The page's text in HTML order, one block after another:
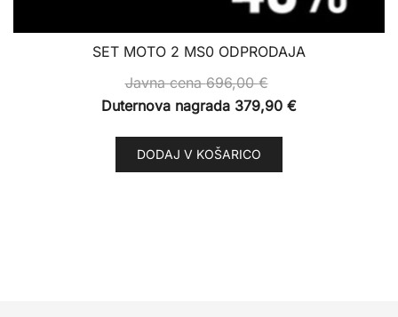
SET MOTO 2 MS0 ODPRODAJA
Javna cena696,00€
Duternova nagrada 379,90 €
DODAJ V KOŠARICO